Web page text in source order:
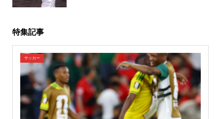
特集記事
サッカー